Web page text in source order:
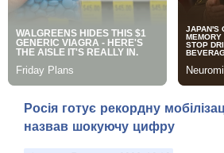
Росія готує рекордну
назвав шокуючу цифру